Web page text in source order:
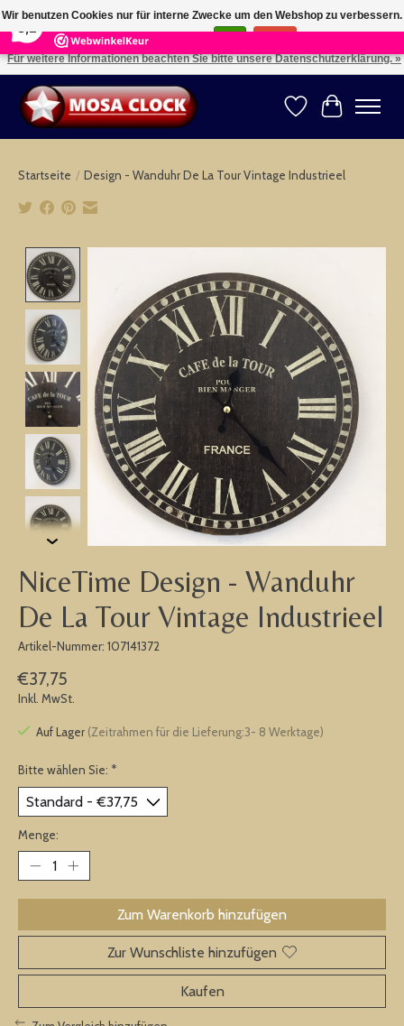
164 Reviews ×
Kies uw taal: NL -- Wählen Sie ihre Sprache: DE -- Choose your language: EN ⇓ ⇒
Wunschzettel
Ihr
Startseite / Design - Wanduhr De La Tour Vintage Industrieel
NiceTime Design - Wanduhr
De La Tour Vintage Industrieel
Artikel-Nummer: 107141372
€37,75
Inkl. MwSt.
Auf Lager (Zeitrahmen für die Lieferung:3- 8 Werktage)
Bitte wählen Sie: *
Menge:
Zum Warenkorb hinzufügen
Zur Wunschliste hinzufügen
Kaufen
Wir benutzen Cookies nur für interne Zwecke um den Webshop zu verbessern.
Ist das in Ordnung?
Für weitere Informationen beachten Sie bitte unsere Datenschutzerklärung. »